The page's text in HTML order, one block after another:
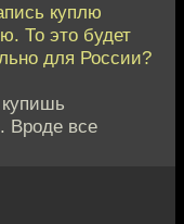
куплю
То это будет
для России?
Вроде все